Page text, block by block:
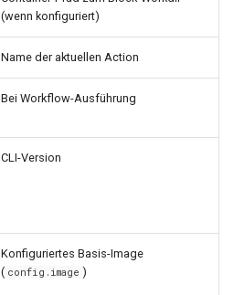
(wenn konfiguriert)
Name der aktuellen Action
Bei Workflow-Ausführung
CLI-Version
Konfiguriertes Basis-Image
( config.image )